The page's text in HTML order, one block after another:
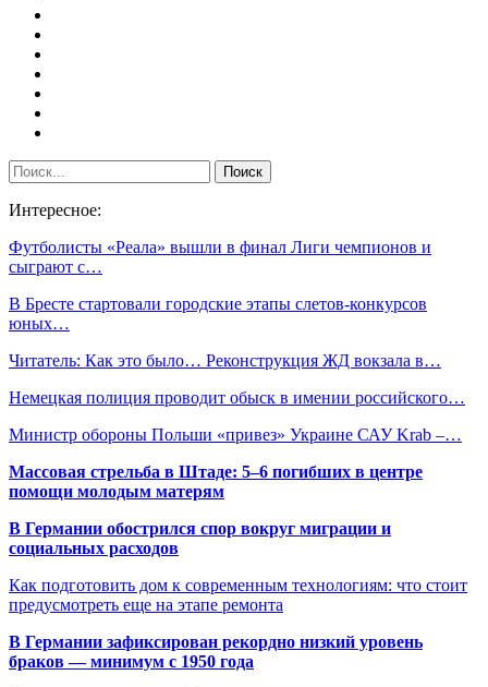
Интересное:
Футболисты «Реала» вышли в финал Лиги чемпионов и
сыграют с…
В Бресте стартовали городские этапы слетов-конкурсов
юных…
Читатель: Как это было… Реконструкция ЖД вокзала в…
Немецкая полиция проводит обыск в имении российского…
Министр обороны Польши «привез» Украине САУ Krab –…
Массовая стрельба в Штаде: 5–6 погибших в центре
помощи молодым матерям
В Германии обострился спор вокруг миграции и
социальных расходов
Как подготовить дом к современным технологиям: что стоит
предусмотреть еще на этапе ремонта
В Германии зафиксирован рекордно низкий уровень
браков — минимум с 1950 года